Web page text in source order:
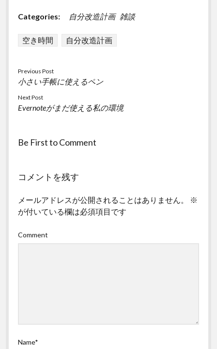
Categories: 自分改造計画 雑談
空き時間 自分改造計画
Previous Post
小さい手帳に使えるペン
Next Post
Evernoteがまだ使える私の環境
Be First to Comment
コメントを残す
メールアドレスが公開されることはありません。
※
が付いている欄は必須項目です
Comment
Name*